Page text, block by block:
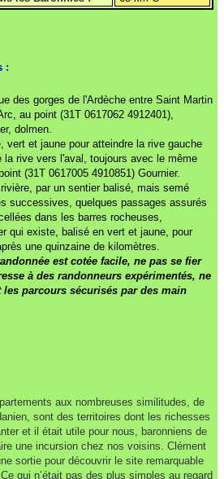
:
des gorges de l'Ardèche entre Saint Martin
au point (31T 0617062 4912401),
dolmen.
vert et jaune pour atteindre la rive gauche
la rive vers l'aval, toujours avec le même
(31T 0617005 4910851) Gournier.
par un sentier balisé, mais semé
successives, quelques passages assurés
dans les barres rocheuses,
qui existe, balisé en vert et jaune, pour
une quinzaine de kilomètres.
est cotée facile, ne pas se fier
à des randonneurs expérimentés, ne
parcours sécurisés par des main
aux nombreuses similitudes, de
sont des territoires dont les richesses
et il était utile pour nous, baronniens de
une incursion chez nos voisins. Clément
sortie pour découvrir le site remarquable
qui n’était pas des plus simples au regard